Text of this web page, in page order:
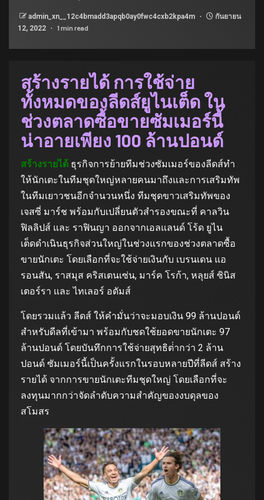
admin_xn__12c4bmadd3apqb0ay0fwc4cxb2kpa4m
กันยายน
12, 2022
1 min read
สร้างรายได้ การใช้จ่าย
ทั้งหมดของลีดส์ยูไนเต็ด ใน
ช่วงตลาดซื้อขายซัมเมอร์นี้
น่าอายเพียง 100 ล้านปอนด์
สร้างรายได้ ธุรกิจการย้ายทีมช่วงซัมเมอร์ของลีดส์ทํา
ให้นักเตะในทีมชุดใหญ่หลายคนมาถึงและการเสริมทัพ
ในทีมเยาวชนอีกจํานวนหนึ่ง ทีมชุดขาวเสริมทัพของ
เจสซี่ มาร์ช พร้อมกับเปลี่ยนตัวสํารองขณะที่ คาลวิน
ฟิลลิปส์ และ ราฟินญา ออกจากเอลแลนด์ โร้ด ยูไน
เต็ดดําเนินธุรกิจส่วนใหญ่ในช่วงแรกของช่วงตลาดซื้อ
ขายนักเตะ โดยเลือกที่จะใช้จ่ายเงินกับ เบรนเดน แอ
รอนสัน, ราสมุส คริสเตนเซ่น, มาร์ค โรก้า, หลุยส์ ซินิส
เตอร์รา และ ไทเลอร์ อดัมส์
โดยรวมแล้ว ลีดส์ ให้คํามั่นว่าจะมอบเงิน 99 ล้านปอนด์
สําหรับดีลที่เข้ามา พร้อมกับชดใช้ยอดขายนักเตะ 97
ล้านปอนด์ โดยบันทึกการใช้จ่ายสุทธิต่ํากว่า 2 ล้าน
ปอนด์ ซัมเมอร์นี้เป็นครั้งแรกในรอบหลายปีที่ลีดส์ สร้าง
รายได้ จากการขายนักเตะทีมชุดใหญ่ โดยเลือกที่จะ
ลงทุนมากกว่าจัดลําดับความสําคัญของงบดุลของ
สโมสร